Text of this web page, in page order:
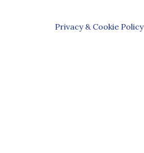
Privacy & Cookie Policy